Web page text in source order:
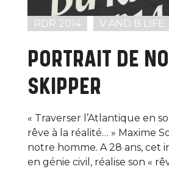
RDR 2014 V AND B LIFE
PORTRAIT DE
SKIPPER
« Traverser l’Atlantique en
rêve à la réalité… » Maxime
notre homme. A 28 ans, cet
en génie civil, réalise son «